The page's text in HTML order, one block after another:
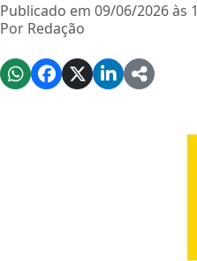
Publicado em 09/06/2026 às
Por Redação